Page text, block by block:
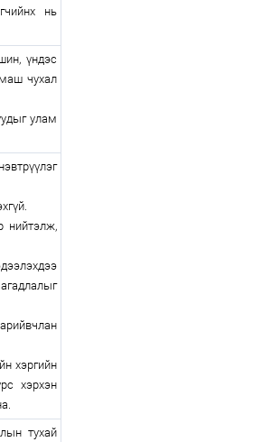
нь
үндэс
маш чухал
улам
нийтэлж,
хэргийн
хэрхэн
тухай